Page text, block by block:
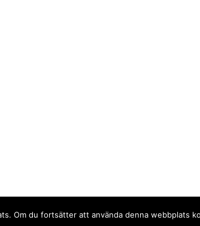
Om du fortsätter att använda denna webbplats